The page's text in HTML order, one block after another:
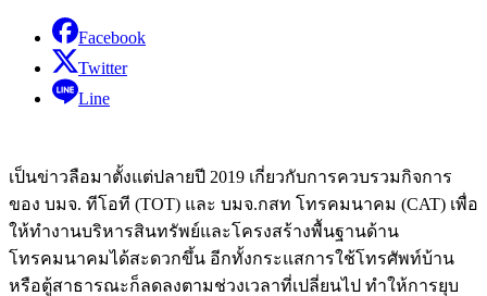
Facebook
Twitter
Line
เป็นข่าวลือมาตั้งแต่ปลายปี 2019 เกี่ยวกับการควบรวมกิจการ
ของ บมจ. ทีโอที (TOT) และ บมจ.กสท โทรคมนาคม (CAT) เพื่อ
ให้ทำงานบริหารสินทรัพย์และโครงสร้างพื้นฐานด้าน
โทรคมนาคมได้สะดวกขึ้น อีกทั้งกระแสการใช้โทรศัพท์บ้าน
หรือตู้สาธารณะก็ลดลงตามช่วงเวลาที่เปลี่ยนไป ทำให้การยุบ